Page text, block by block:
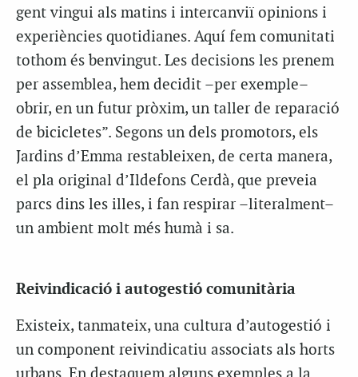
gent vingui als matins i intercanviï opinions i
experiències quotidianes. Aquí fem comunitati
tothom és benvingut. Les decisions les prenem
per assemblea, hem decidit –per exemple–
obrir, en un futur pròxim, un taller de reparació
de bicicletes”. Segons un dels promotors, els
Jardins d’Emma restableixen, de certa manera,
el pla original d’Ildefons Cerdà, que preveia
parcs dins les illes, i fan respirar –literalment–
un ambient molt més humà i sa.
Reivindicació i autogestió comunitària
Existeix, tanmateix, una cultura d’autogestió i
un component reivindicatiu associats als horts